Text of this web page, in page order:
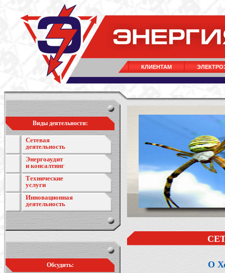
КЛИЕНТАМ
Виды деятельности:
Сетевая
деятельность
Энергоаудит
и консалтинг
Технические
услуги
Инновационная
деятельность
Обсудить:
О